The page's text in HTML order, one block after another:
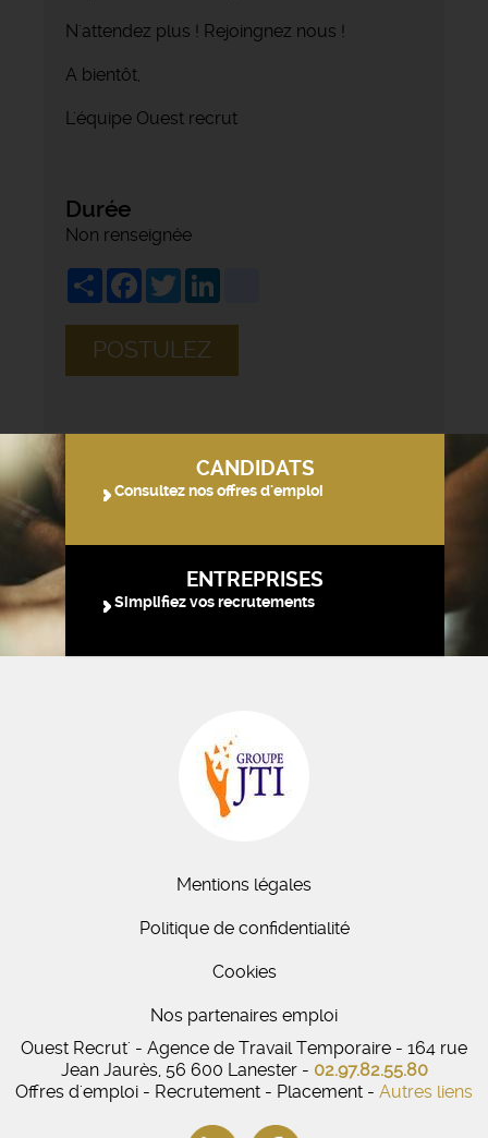
N'attendez plus ! Rejoingnez nous !
A bientôt,
L'équipe Ouest recrut
Durée
Non renseignée
ShareFacebook
Twitter
POSTULEZ
CANDIDATS
Consultez nos offres d'emploi
ENTREPRISES
Simplifiez vos recrutements
Mentions légales
Politique de confidentialité
Cookies
Nos partenaires emploi
Ouest Recrut' - Agence de Travail Temporaire - 164 rue
Jean Jaurès, 56 600 Lanester - 02.97.82.55.80
Offres d'emploi - Recrutement - Placement - Autres liens